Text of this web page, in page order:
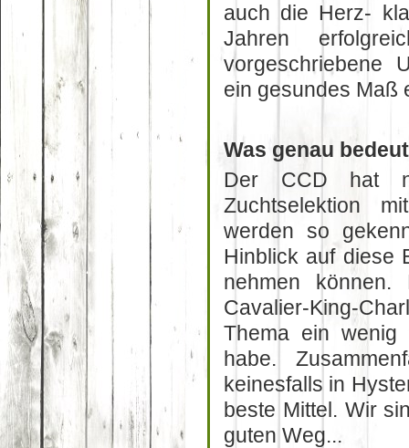
auch die Herz-
Jahren
vorgeschriebene
ein gesundes Maß
Was genau
Der CCD hat
Zuchtselektion
werden so
Hinblick auf diese
nehmen
Cavalier-King-
Thema ein wenig
habe.
keinesfalls in
beste Mittel. Wir
guten Weg...